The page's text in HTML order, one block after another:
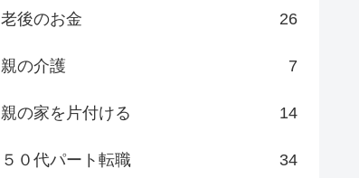
老後のお金 26
親の介護 7
親の家を片付ける 14
５０代パート転職 34